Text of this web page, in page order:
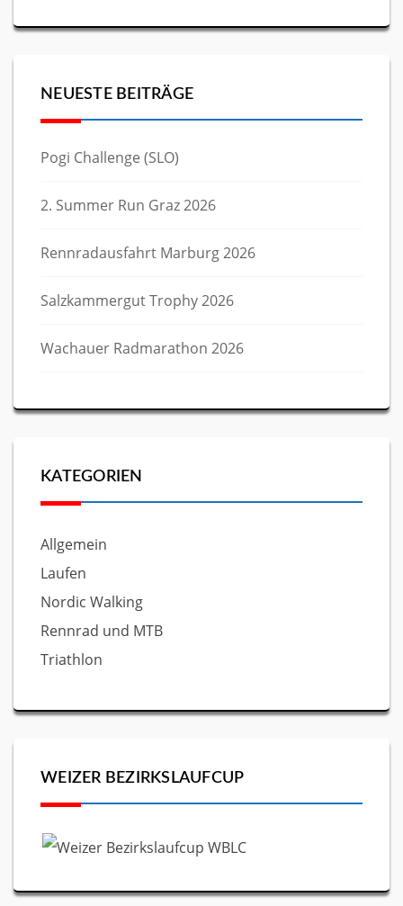
NEUESTE BEITRÄGE
Pogi Challenge (SLO)
2. Summer Run Graz 2026
Rennradausfahrt Marburg 2026
Salzkammergut Trophy 2026
Wachauer Radmarathon 2026
KATEGORIEN
Allgemein
Laufen
Nordic Walking
Rennrad und MTB
Triathlon
WEIZER BEZIRKSLAUFCUP